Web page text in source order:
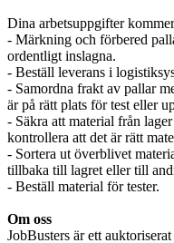
Dina arbetsuppgifter
- Märkning och förbered
ordentligt inslagna.
- Beställ leverans i
- Samordna frakt av pallar
är på rätt plats för test eller
- Säkra att material från
kontrollera att det är rätt
- Sortera ut överblivet
tillbaka till lagret eller till
- Beställ material för tester.
Om oss
JobBusters är ett